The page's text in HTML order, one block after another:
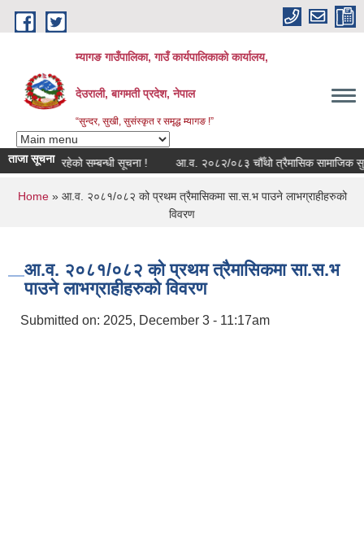
Skip to main content
म्यागङ गाउँपालिका, गाउँ कार्यपालिकाको कार्यालय,
देउराली, बागमती प्रदेश, नेपाल
“सुन्दर, सुखी, सुसंस्कृत र समृद्ध म्यागङ !”
ताजा सूचनाबन्द रहेको सम्बन्धी सूचना ! आ.व. २०८२/०८३ चौँथो त्रैमासिक सामाजिक
You are here
Home» आ.व. २०८१/०८२ को प्रथम त्रैमासिकमा सा.स.भ पाउने लाभग्राहीहरुको
विवरण
आ.व. २०८१/०८२ को प्रथम त्रैमासिकमा सा.स.भ
पाउने लाभग्राहीहरुको विवरण
Submitted on: 2025, December 3 - 11:17am